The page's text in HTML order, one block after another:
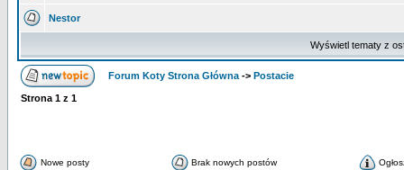
Nestor
Wyświetl tematy z
Forum Koty Strona Główna -> Postacie
Strona 1 z 1
Nowe posty Brak nowych postów